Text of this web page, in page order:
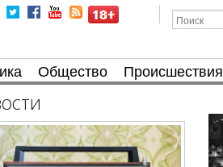
Общество Происшествия